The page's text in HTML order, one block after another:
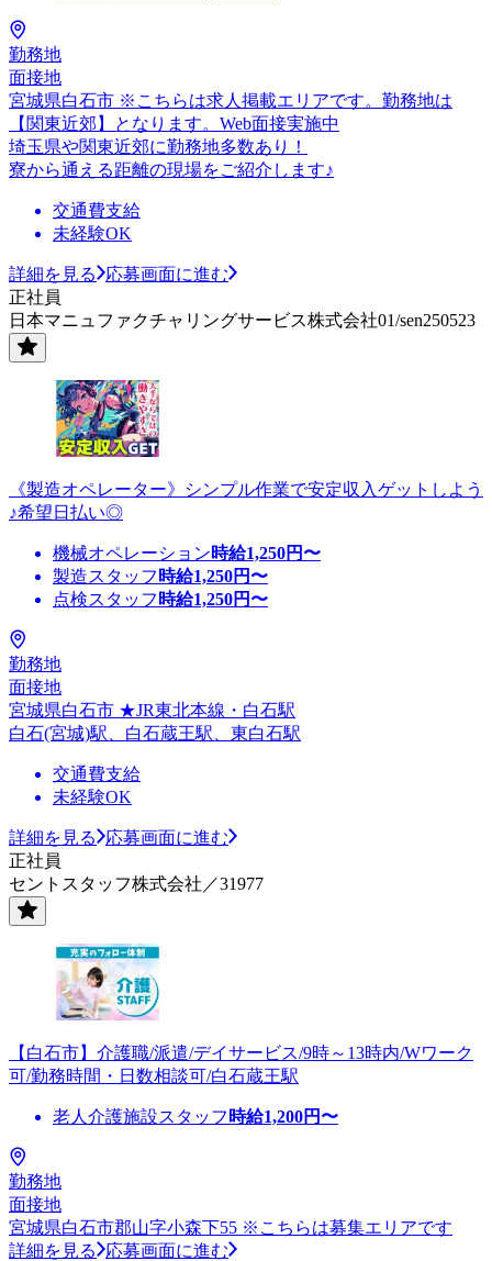
勤務地
面接地
宮城県白石市 ※こちらは求人掲載エリアです。勤務地は
【関東近郊】となります。Web面接実施中
埼玉県や関東近郊に勤務地多数あり！
寮から通える距離の現場をご紹介します♪
交通費支給
未経験OK
詳細を見る
応募画面に進む
正社員
日本マニュファクチャリングサービス株式会社01/sen250523
《製造オペレーター》シンプル作業で安定収入ゲットしよう
♪希望日払い◎
機械オペレーション時給1,250円〜
製造スタッフ 時給1,250円〜
点検スタッフ 時給1,250円〜
勤務地
面接地
宮城県白石市 ★JR東北本線・白石駅
白石(宮城)駅、白石蔵王駅、東白石駅
交通費支給
未経験OK
詳細を見る
応募画面に進む
正社員
セントスタッフ株式会社／31977
【白石市】介護職/派遣/デイサービス/9時～13時内/Wワーク
可/勤務時間・日数相談可/白石蔵王駅
老人介護施設スタッフ 時給1,200円〜
勤務地
面接地
宮城県白石市郡山字小森下55 ※こちらは募集エリアです
詳細を見る
応募画面に進む